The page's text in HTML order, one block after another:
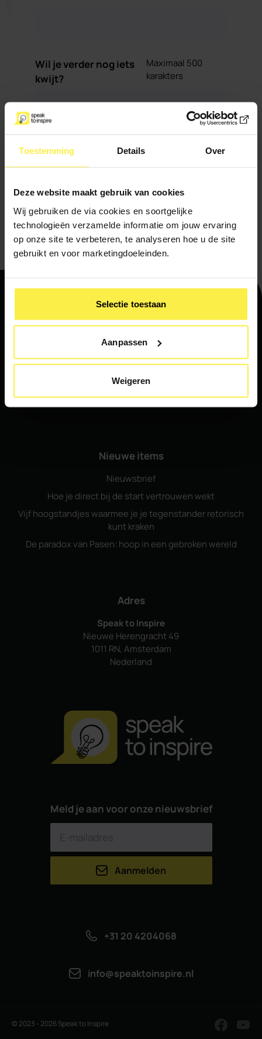
Toestemming Details Over
Deze website maakt gebruik van cookies
Wij gebruiken de via cookies en soortgelijke
technologieën verzamelde informatie om jouw ervaring
op onze site te verbeteren, te analyseren hoe u de site
gebruikt en voor marketingdoeleinden.
Selectie toestaan
Aanpassen
Weigeren
Wil je verder nog iets
kwijt?
Maximaal 500
karakters
Ik meld me aan voor de nieuwsbrief
Verstuur
Navigatie
Home
Ons aanbod
Nieuws & media
Contact
Nieuwe items
Nieuwsbrief
Hoe je direct bij de start vertrouwen wekt
Vijf hoogstandjes waarmee je je tegenstander retorisch
kunt kraken
De paradox van Pasen: hoop in een gebroken wereld
Adres
Speak to Inspire
Nieuwe Herengracht 49
1011 RN, Amsterdam
Nederland
Meld je aan voor onze nieuwsbrief
Aanmelden
+31 20 4204068
info@speaktoinspire.nl
© 2023 - 2026 Speak to Inspire